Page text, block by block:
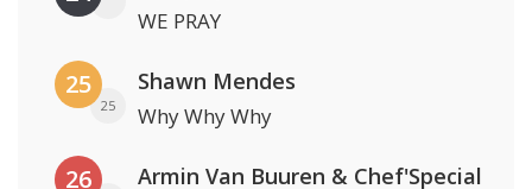
WE PRAY
25
25
Shawn Mendes
Why Why Why
26 Armin Van Buuren & Chef'Special